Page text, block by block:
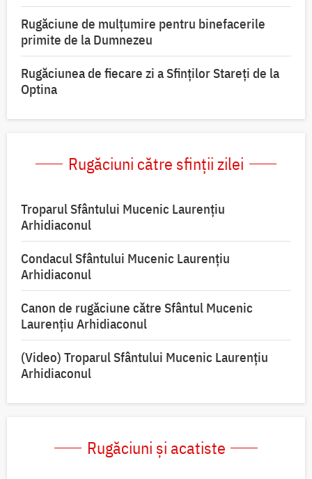
Rugăciune de mulțumire pentru binefacerile
primite de la Dumnezeu
Rugăciunea de fiecare zi a Sfinților Stareți de la
Optina
Rugăciuni către sfinții zilei
Troparul Sfântului Mucenic Laurențiu
Arhidiaconul
Condacul Sfântului Mucenic Laurențiu
Arhidiaconul
Canon de rugăciune către Sfântul Mucenic
Laurențiu Arhidiaconul
(Video) Troparul Sfântului Mucenic Laurențiu
Arhidiaconul
Rugăciuni și acatiste